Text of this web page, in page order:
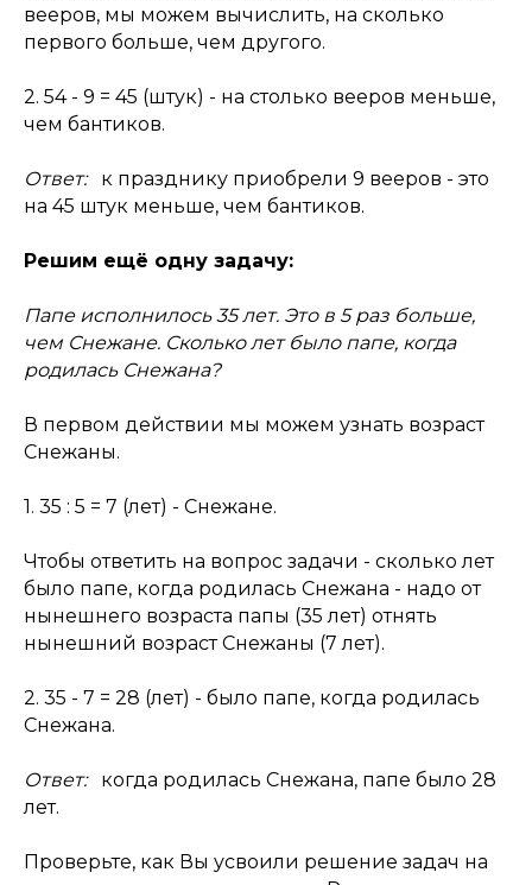
вееров, мы можем вычислить, на сколько
первого больше, чем другого.
2. 54 - 9 = 45 (штук) - на столько вееров меньше,
чем бантиков.
Ответ:к празднику приобрели 9 вееров - это
на 45 штук меньше, чем бантиков.
Решим ещё одну задачу:
Папе исполнилось 35 лет. Это в 5 раз больше,
чем Снежане. Сколько лет было папе, когда
родилась Снежана?
В первом действии мы можем узнать возраст
Снежаны.
1. 35 : 5 = 7 (лет) - Снежане.
Чтобы ответить на вопрос задачи - сколько лет
было папе, когда родилась Снежана - надо от
нынешнего возраста папы (35 лет) отнять
нынешний возраст Снежаны (7 лет).
2. 35 - 7 = 28 (лет) - было папе, когда родилась
Снежана.
Ответ: когда родилась Снежана, папе было 28
лет.
Проверьте, как Вы усвоили решение задач на